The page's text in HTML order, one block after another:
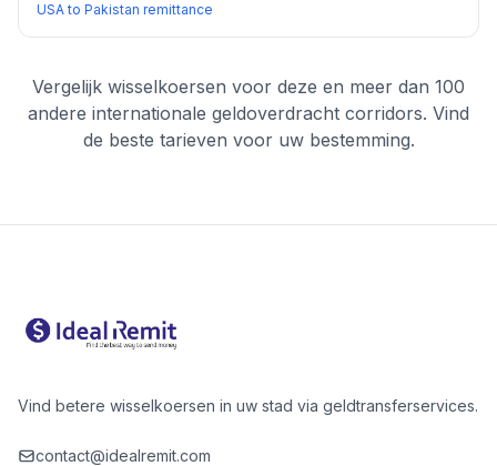
USA to Pakistan remittance
Vergelijk wisselkoersen voor deze en meer dan 100
andere internationale geldoverdracht corridors. Vind
de beste tarieven voor uw bestemming.
Vind betere wisselkoersen in uw stad via geldtransferservices.
contact@idealremit.com